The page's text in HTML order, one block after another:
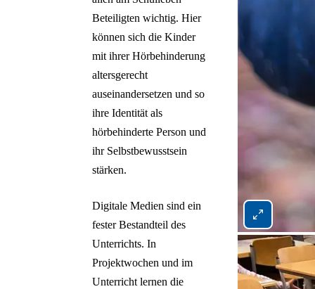
Beteiligten wichtig. Hier
können sich die Kinder
mit ihrer Hörbehinderung
altersgerecht
auseinandersetzen und so
ihre Identität als
hörbehinderte Person und
ihr Selbstbewusstsein
stärken.
Digitale Medien sind ein
fester Bestandteil des
Unterrichts. In
Projektwochen und im
Unterricht lernen die